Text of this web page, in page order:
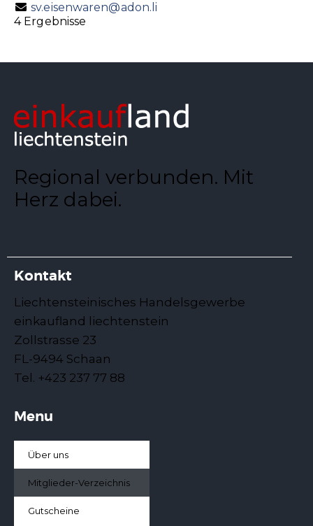
sv.eisenwaren@adon.li
4 Ergebnisse
Regional verbunden. Mit
Herz dabei.
Kontakt
Liechtensteinisches Handelsgewerbe
einkaufland liechtenstein
Zollstrasse 23
FL-9494 Schaan
Tel. +423 237 77 88
Menu
Über uns
Mitglieder-Verzeichnis
Gutscheine